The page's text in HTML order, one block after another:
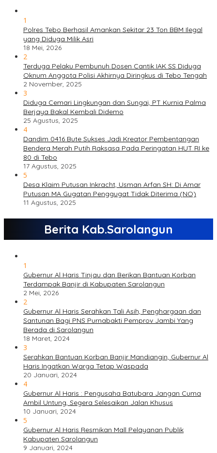
1
Polres Tebo Berhasil Amankan Sekitar 23 Ton BBM Ilegal
yang Diduga Milik Asri
18 Mei, 2026
2
Terduga Pelaku Pembunuh Dosen Cantik IAK SS Diduga
Oknum Anggota Polisi Akhirnya Diringkus di Tebo Tengah
2 November, 2025
3
Diduga Cemari Lingkungan dan Sungai, PT Kurnia Palma
Berjaya Bakal Kembali Didemo
25 Agustus, 2025
4
Dandim 0416 Bute Sukses Jadi Kreator Pembentangan
Bendera Merah Putih Raksasa Pada Peringatan HUT RI ke
80 di Tebo
17 Agustus, 2025
5
Desa Klaim Putusan Inkracht, Usman Arfan SH: Di Amar
Putusan MA Gugatan Penggugat Tidak Diterima (NO)
11 Agustus, 2025
Berita Kab.Sarolangun
1
Gubernur Al Haris Tinjau dan Berikan Bantuan Korban
Terdampak Banjir di Kabupaten Sarolangun
2 Mei, 2026
2
Gubernur Al Haris Serahkan Tali Asih, Penghargaan dan
Santunan Bagi PNS Purnabakti Pemprov Jambi Yang
Berada di Sarolangun
18 Maret, 2024
3
Serahkan Bantuan Korban Banjir Mandiangin, Gubernur Al
Haris Ingatkan Warga Tetap Waspada
20 Januari, 2024
4
Gubernur Al Haris : Pengusaha Batubara Jangan Cuma
Ambil Untung, Segera Selesaikan Jalan Khusus
10 Januari, 2024
5
Gubernur Al Haris Resmikan Mall Pelayanan Publik
Kabupaten Sarolangun
9 Januari, 2024